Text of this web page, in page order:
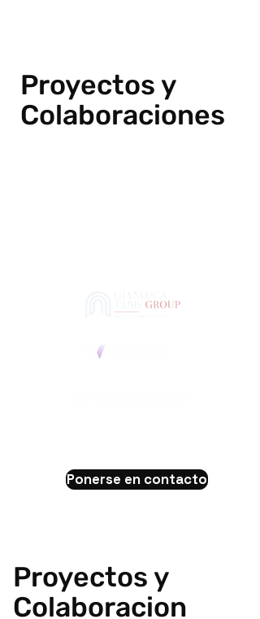
Proyectos y
Colaboraciones
Ponerse en contacto
Proyectos y
Colaboracion